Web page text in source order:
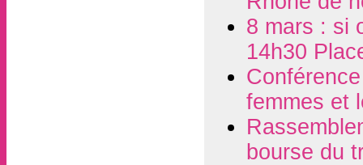
8 mars : si
14h30
femmes et
bourse du